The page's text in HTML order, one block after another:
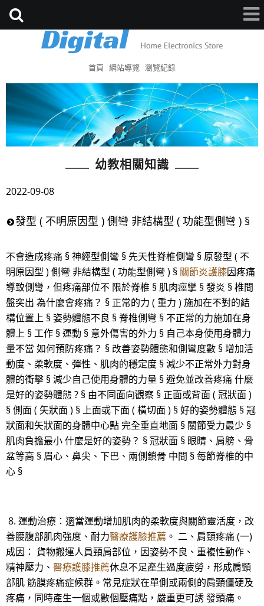
首頁 網站導覽 瀏覽紀錄
幼教相關知識
2022-09-08
發型 ( 不明原因型 ) 側彎 非結構型 ( 功能型側彎 ) §
不會造成疼痛 § 神經型側彎 § 先天性脊椎側彎 § 原發型 ( 不
明原因型 ) 側彎 非結構型 ( 功能型側彎 ) § 關節炎護膝因疼痛
導致側彎，但疼痛部位不 限於脊椎 § 肌肉痙攣 § 發炎 § 椎間
盤突出 為什麼會疼痛？ § 正常的力 ( 重力 ) 施加在不對的結
構位置上 § 姿勢體態不良 § 脊椎側彎 § 不正常的力施加在身
體上 § 工作 § 運動 § 意外傷害的外力 § 自己本身使用身體力
量不當 如何預防疼痛？ § 改善姿勢體態和側彎度數 § 增加活
動度、柔軟度、彈性、肌肉的穩定度 § 減少不正常外力對身
體的衝擊 § 減少自己使用身體的力量 § 避免並改善疼痛 什麼
是好的姿勢體態 ? § 由不同面向觀察 § 正面或背面 ( 冠狀面 )
§ 側面 ( 矢狀面 ) § 上面或下面 ( 橫切面 ) § 好的姿勢體態 § 冠
狀面和矢狀面的身體中心點 完全垂直地面 § 關節受力最少 §
肌肉負擔最小 什麼是好的姿勢？ § 冠狀面 § 眼睛、肩膀、骨
盆等高 § 眉心、鼻尖、下巴、兩側鎖骨 中間 § 每節脊椎的中
心 §
8. 運動治療：適當運動增加肌肉的柔軟度與關節靈活度，改
善腰腹部肌肉強度、耐力醫療護膝推薦 。 二、肩頸疼痛 (一)
成因： 貨物搬運人員頸肩部位，因姿勢不良、重複性動作、
精神壓力、 醫療護膝推薦休息不足產生過度疲勞，形成肩頸
部肌 筋膜疼痛症候群。常見症狀在單側或兩側的肩頸僵硬及
疼痛，同時產生一個或數個壓痛點，嚴重更可誘 發頭痛。